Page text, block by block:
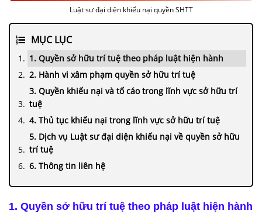
Luật sư đại diện khiếu nại quyền SHTT
MỤC LỤC
1. Quyền sở hữu trí tuệ theo pháp luật hiện hành
2. Hành vi xâm phạm quyền sở hữu trí tuệ
3. Quyền khiếu nại và tố cáo trong lĩnh vực sở hữu trí
tuệ
4. Thủ tục khiếu nại trong lĩnh vực sở hữu trí tuệ
5. Dịch vụ Luật sư đại diện khiếu nại về quyền sở hữu
trí tuệ
6. Thông tin liên hệ
1. Quyền sở hữu trí tuệ theo pháp luật hiện hành